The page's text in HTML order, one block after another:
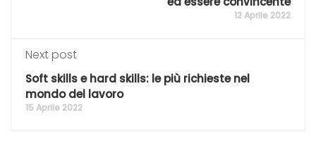
12 Aprile 2022
Next post
Soft skills e hard skills: le più richieste nel
mondo del lavoro
15 Aprile 2022